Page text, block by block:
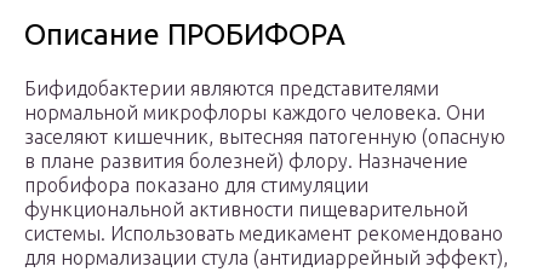
Описание ПРОБИФОРА
Бифидобактерии являются представителями
нормальной микрофлоры каждого человека. Они
заселяют кишечник, вытесняя патогенную (опасную
в плане развития болезней) флору. Назначение
пробифора показано для стимуляции
функциональной активности пищеварительной
системы. Использовать медикамент рекомендовано
для нормализации стула (антидиаррейный эффект),